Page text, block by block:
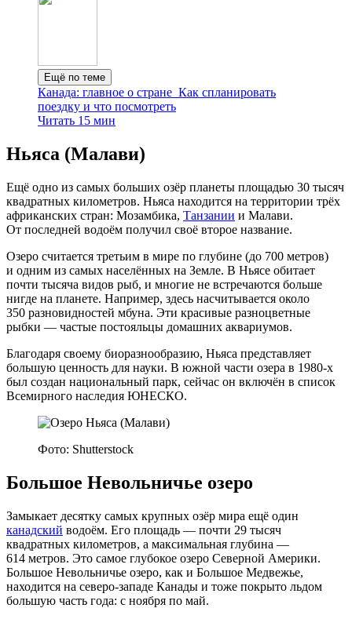
Ещё по теме
Канада: главное о стране Как спланировать
поездку и что посмотреть
Читать 15 мин
Ньяса (Малави)
Ещё одно из самых больших озёр планеты площадью 30 тысяч
квадратных километров. Ньяса находится на территории трёх
африканских стран: Мо­зам­би­ка, Тан­за­нии и Ма­ла­ви.
От последней водоём получил своё второе название.
Озеро считается третьим в мире по глубине (до 700 метров)
и одним из самых населённых на Земле. В Ньясе обитает
почти тысяча видов рыб, и многие не встречаются больше
нигде на планете. Например, здесь насчитывается около
350 разновидностей мбуна. Эти красивые разноцветные
рыбки — частые постояльцы домашних аквариумов.
Благодаря своему биоразнообразию, Ньяса представляет
большую ценность для науки. В южной части озера в 1980‑х
был создан национальный парк, сейчас он включён в список
Всемирного наследия ЮНЕСКО.
Фото: Shutterstock
Большое Невольничье озеро
Замыкает десятку самых крупных озёр мира ещё один
канадский водоём. Его площадь — почти 29 тысяч
квадратных километров, а максимальная глубина —
614 метров. Это самое глубокое озеро Северной Америки.
Большое Невольничье озеро, как и Большое Медвежье,
находится на северо‑западе Канады и тоже покрыто льдом
большую часть года: с ноября по май.